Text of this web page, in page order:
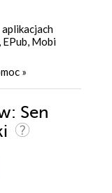
Mobi
»
Sen